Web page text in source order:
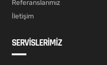
Referanslarımız
İletişim
SERVİSLERİMİZ